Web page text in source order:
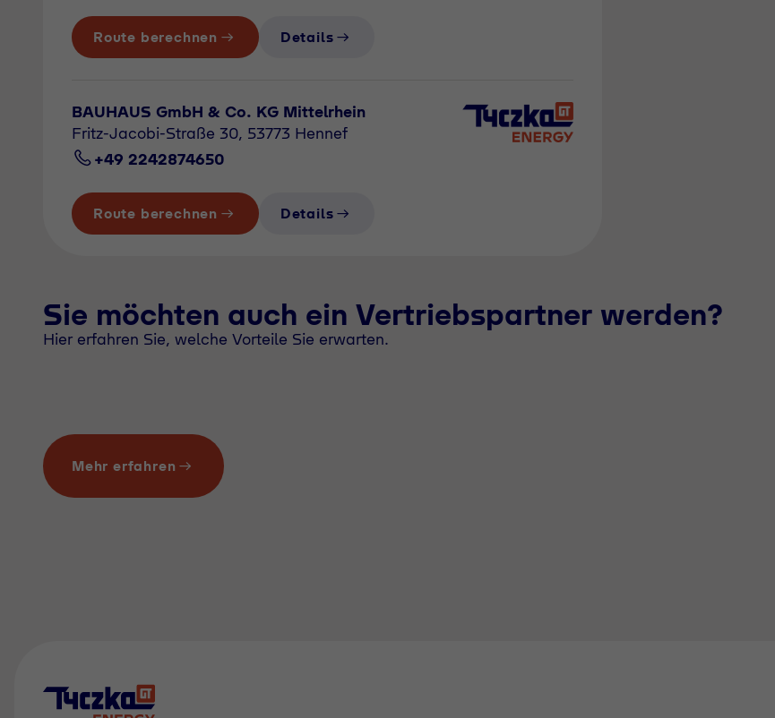
Route berechnen Details
BAUHAUS GmbH & Co. KG Mittelrhein
Fritz-Jacobi-Straße 30, 53773 Hennef
+49 2242874650
Route berechnen Details
Sie möchten auch ein Vertriebspartner werden?
Hier erfahren Sie, welche Vorteile Sie erwarten.
Mehr erfahren